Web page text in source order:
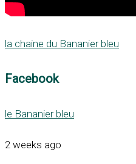
la chaine du Bananier bleu
Facebook
le Bananier bleu
2 weeks ago